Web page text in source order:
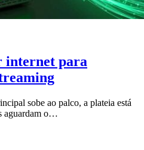
internet para
sobe ao palco, a plateia está
aguardam o…